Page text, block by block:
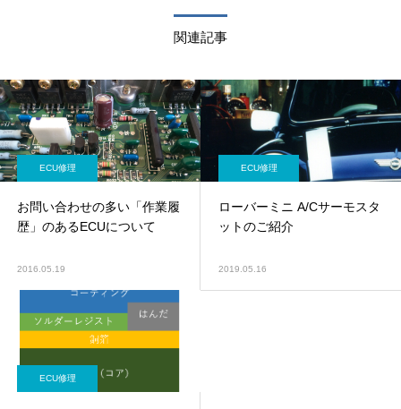
関連記事
ECU修理
お問い合わせの多い「作業履
歴」のあるECUについて
2016.05.19
ECU修理
ローバーミニ A/Cサーモスタ
ットのご紹介
2019.05.16
ECU修理